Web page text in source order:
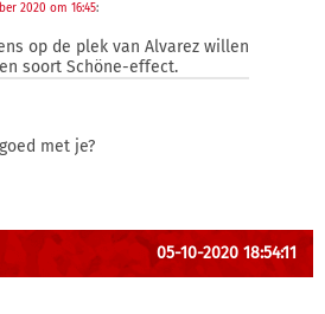
2020 om 16:45:
op de plek van Alvarez willen
soort Schöne-effect.
met je?
05-10-2020 18:54:11